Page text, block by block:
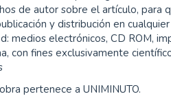
de autor sobre el artículo, para
y distribución en
medios electrónicos, CD ROM,
con fines exclusivamente
pertenece a UNIMINUTO.